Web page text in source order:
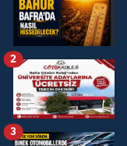
2
3